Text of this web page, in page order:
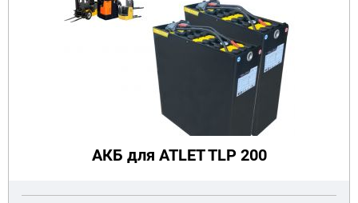
АКБ для ATLET TLP 200